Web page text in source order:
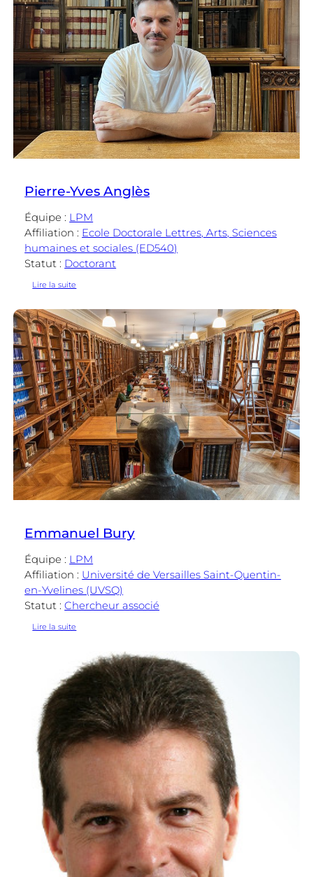
Pierre-Yves Anglès
Équipe : LPM
Affiliation : Ecole Doctorale Lettres, Arts, Sciences
humaines et sociales (ED540)
Statut : Doctorant
Lire la suite
Anglès
Emmanuel Bury
Équipe : LPM
Affiliation : Université de Versailles Saint-Quentin-
en-Yvelines (UVSQ)
Statut :Chercheur associé
Lire la suite